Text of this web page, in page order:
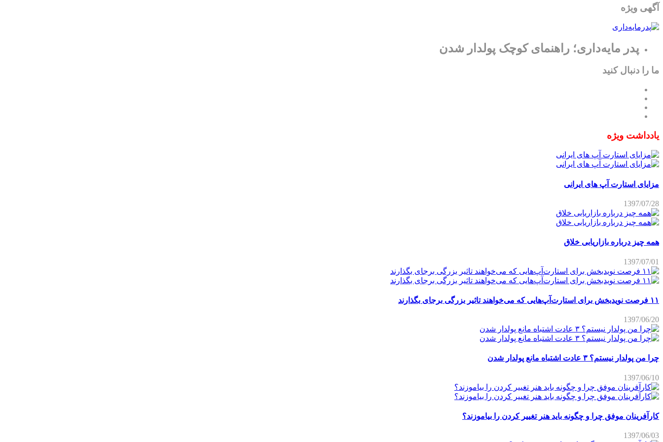
آگهی ویژه
پدر مایه‌داری؛ راهنمای کوچک پولدار شدن
ما را دنبال کنید
یادداشت ویژه
مزایای استارت آپ های ایرانی
1397/07/28
همه چیز درباره بازاریابی خلاق
1397/07/01
۱۱ فرصت نویدبخش برای استارت‌آپ‌هایی که می‌خواهند تاثیر بزرگی برجای بگذارند
1397/06/20
چرا من پولدار نیستم؟ ۳ عادت اشتباه مانع پولدار شدن
1397/06/10
کارآفرینان موفق چرا و چگونه باید هنر تغییر کردن را بیاموزند؟
1397/06/03